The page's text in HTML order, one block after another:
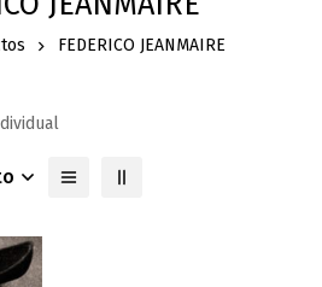
FEDERICO JEANMAIRE